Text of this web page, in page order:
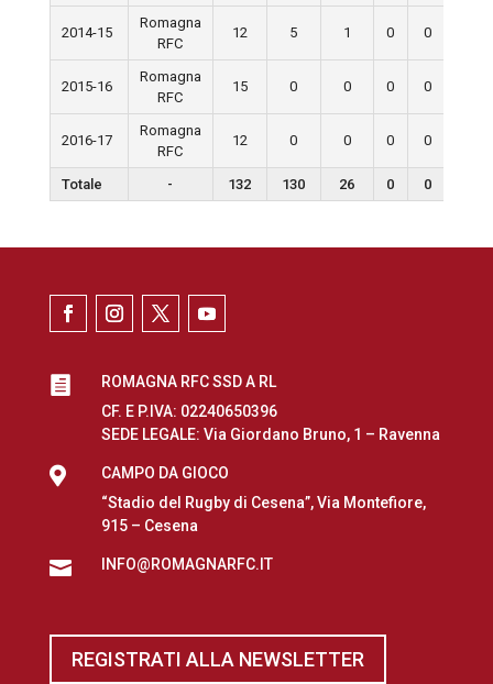
2014-15
Romagna
RFC
12 5 1 0 0
2015-16
Romagna
RFC
15 0 0 0 0
2016-17
Romagna
RFC
12 0 0 0 0
Totale - 132 130 26 0 0

ROMAGNA RFC SSD A RL
CF. E P.IVA: 02240650396
SEDE LEGALE: Via Giordano Bruno, 1 – Ravenna

CAMPO DA GIOCO
“Stadio del Rugby di Cesena”, Via Montefiore,
915 – Cesena
 INFO@ROMAGNARFC.IT
REGISTRATI ALLA NEWSLETTER